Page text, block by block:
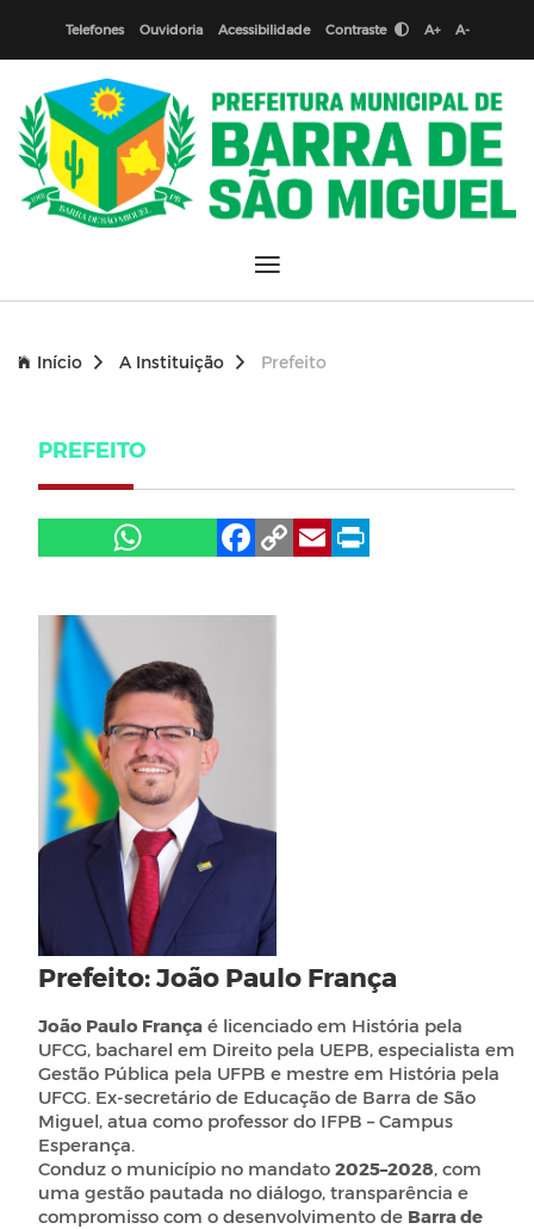
Telefones Ouvidoria Acessibilidade Contraste A+ A-
Início A Instituição Prefeito
PREFEITO
Prefeito: João Paulo França
João Paulo França é licenciado em História pela
UFCG, bacharel em Direito pela UEPB, especialista em
Gestão Pública pela UFPB e mestre em História pela
UFCG. Ex-secretário de Educação de Barra de São
Miguel, atua como professor do IFPB – Campus
Esperança.
Conduz o município no mandato 2025–2028, com
uma gestão pautada no diálogo, transparência e
compromisso com o desenvolvimento de Barra de